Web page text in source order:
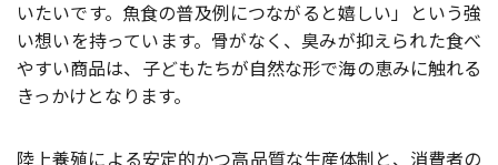
いたいです。魚食の普及例につながると嬉しい」という強
い想いを持っています。骨がなく、臭みが抑えられた食べ
やすい商品は、子どもたちが自然な形で海の恵みに触れる
きっかけとなります。
陸上養殖による安定的かつ高品質な生産体制と、消費者の